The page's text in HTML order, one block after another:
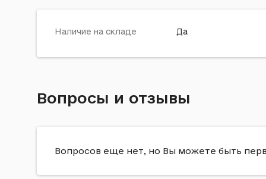
Наличие на складе Да
Вопросы и отзывы
Вопросов еще нет, но Вы можете быть